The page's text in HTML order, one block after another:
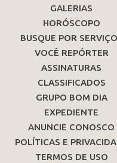
GALERIAS
HORÓSCOPO
BUSQUE POR
VOCÊ REPÓRTER
ASSINATURAS
CLASSIFICADOS
GRUPO BOM DIA
EXPEDIENTE
ANUNCIE CONOSCO
POLÍTICAS E
TERMOS DE USO